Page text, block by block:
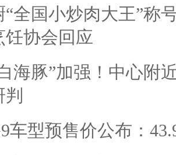
“全国小炒肉大王”称
饪协会回应
海豚”加强！中心附
车型预售价公布：